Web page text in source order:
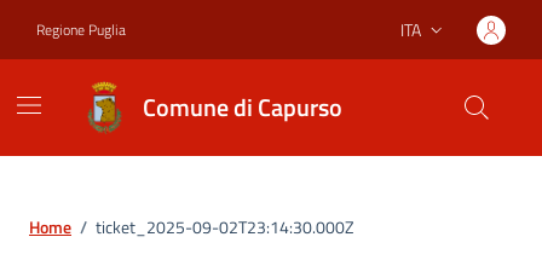
Regione Puglia Lingua attiva:
ITA
Comune di Capurso
Home / ticket_2025-09-02T23:14:30.000Z